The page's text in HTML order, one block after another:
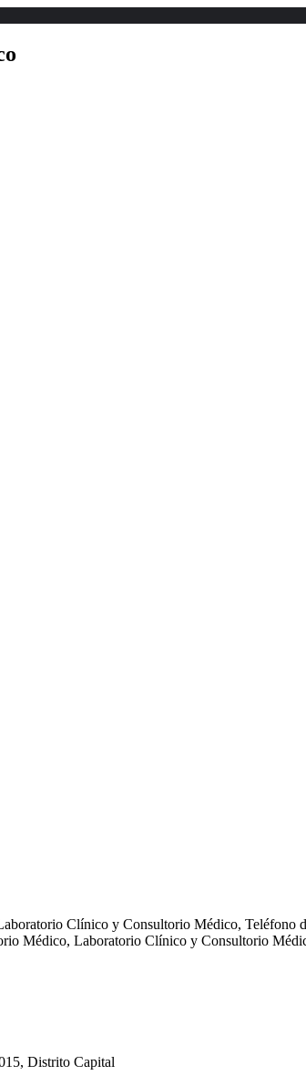
Clínico y Consultorio Médico,
Médico, Laboratorio Clínico y Consultorio
Distrito Capital